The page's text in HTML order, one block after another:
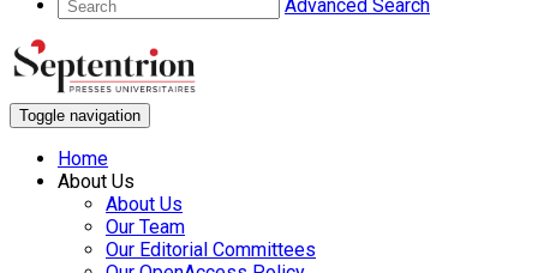
Advanced Search
Toggle navigation
Home
About Us
About Us
Our Team
Our Editorial Committees